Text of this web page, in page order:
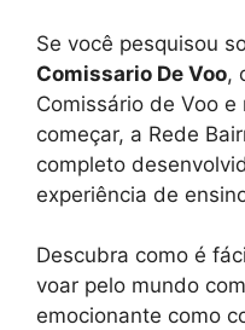
Se você pesquisou
Comissario De Voo,
Comissário de Voo
começar, a Rede
completo
experiência de
Descubra como é
voar pelo mundo
emocionante como